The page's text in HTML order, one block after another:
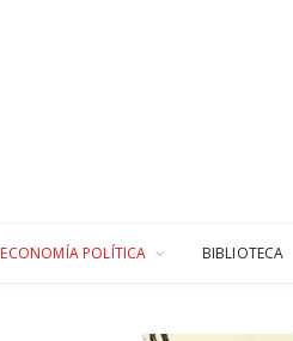
ECONOMÍA POLÍTICA BIBLIOTECA